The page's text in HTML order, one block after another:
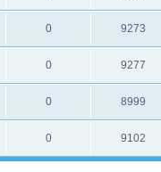
0 9273
0 9277
0 8999
0 9102